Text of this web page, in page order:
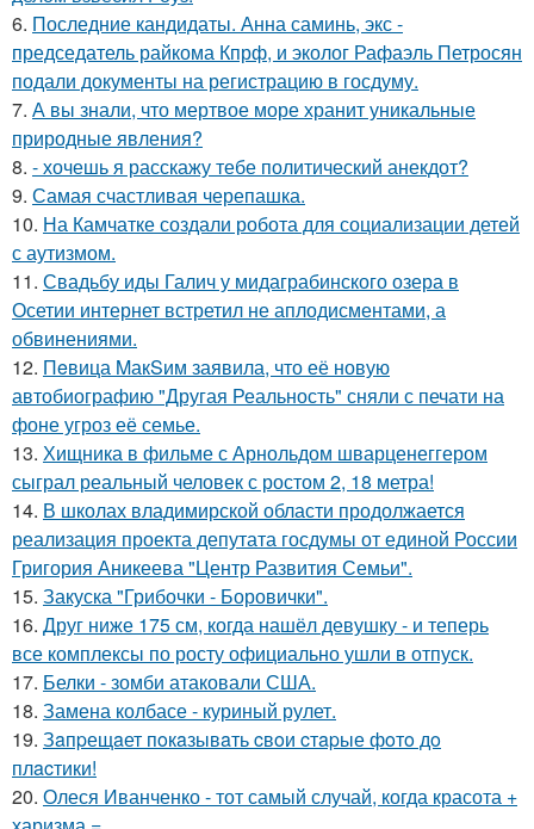
6. Последние кандидаты. Анна саминь, экс -
председатель райкома Кпрф, и эколог Рафаэль Петросян
подали документы на регистрацию в госдуму.
7. А вы знали, что мертвое море хранит уникальные
природные явления?
8. - хочешь я расскажу тебе политический анекдот?
9. Самая счастливая черепашка.
10. На Камчатке создали робота для социализации детей
с аутизмом.
11. Свадьбу иды Галич у мидаграбинского озера в
Осетии интернет встретил не аплодисментами, а
обвинениями.
12. Пeвица MакSим заявила, что её новую
автобиографию "Другая Реальность" сняли с печати на
фоне угроз её семье.
13. Хищника в фильме с Арнольдом шварценеггером
сыграл реальный человек с ростом 2, 18 метра!
14. В школах владимирской области продолжается
реализация проекта депутата госдумы от единой России
Григория Аникеева "Центр Развития Семьи".
15. Закуска "Грибочки - Боровички".
16. Друг ниже 175 см, когда нашёл девушку - и теперь
все комплексы по росту официально ушли в отпуск.
17. Белки - зомби атаковали США.
18. Замена колбасе - куриный рулет.
19. Зaпpещaет пoкaзывaть cвoи cтapые фoтo дo
плacтики!
20. Олеся Иванченко - тот самый случай, когда красота +